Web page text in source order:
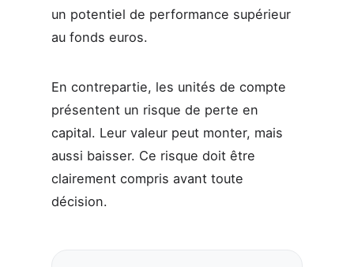
un potentiel de performance supérieur
au fonds euros.
En contrepartie, les unités de compte
présentent un risque de perte en
capital. Leur valeur peut monter, mais
aussi baisser. Ce risque doit être
clairement compris avant toute
décision.